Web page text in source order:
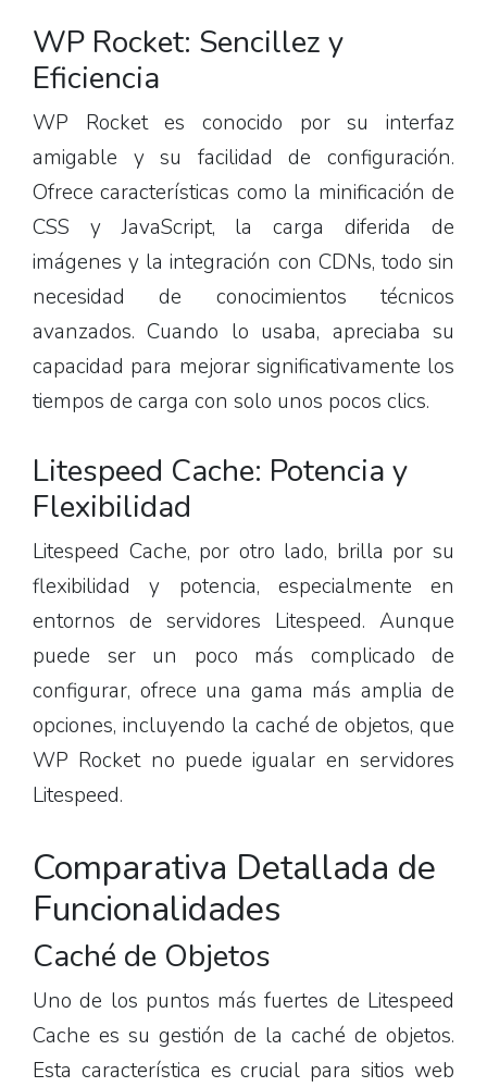
WP Rocket: Sencillez y
Eficiencia
WP Rocket es conocido por su interfaz
amigable y su facilidad de configuración.
Ofrece características como la minificación de
CSS y JavaScript, la carga diferida de
imágenes y la integración con CDNs, todo sin
necesidad de conocimientos técnicos
avanzados. Cuando lo usaba, apreciaba su
capacidad para mejorar significativamente los
tiempos de carga con solo unos pocos clics.
Litespeed Cache: Potencia y
Flexibilidad
Litespeed Cache, por otro lado, brilla por su
flexibilidad y potencia, especialmente en
entornos de servidores Litespeed. Aunque
puede ser un poco más complicado de
configurar, ofrece una gama más amplia de
opciones, incluyendo la caché de objetos, que
WP Rocket no puede igualar en servidores
Litespeed.
Comparativa Detallada de
Funcionalidades
Caché de Objetos
Uno de los puntos más fuertes de Litespeed
Cache es su gestión de la caché de objetos.
Esta característica es crucial para sitios web